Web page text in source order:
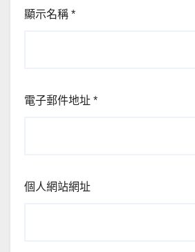
顯示名稱 *
電子郵件地址 *
個人網站網址